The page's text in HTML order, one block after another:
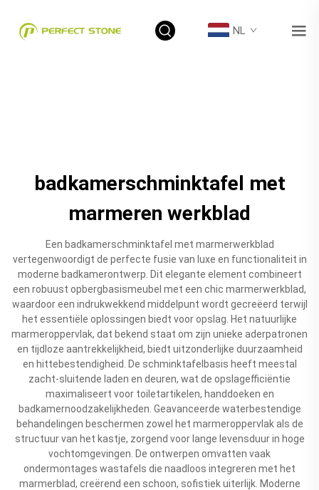
NL
badkamerschminktafel met
marmeren werkblad
Een badkamerschminktafel met marmerwerkblad
vertegenwoordigt de perfecte fusie van luxe en functionaliteit in
moderne badkamerontwerp. Dit elegante element combineert
een robuust opbergbasismeubel met een chic marmerwerkblad,
waardoor een indrukwekkend middelpunt wordt gecreëerd terwijl
het essentiële oplossingen biedt voor opslag. Het natuurlijke
marmeroppervlak, dat bekend staat om zijn unieke aderpatronen
en tijdloze aantrekkelijkheid, biedt uitzonderlijke duurzaamheid
en hittebestendigheid. De schminktafelbasis heeft meestal
zacht-sluitende laden en deuren, wat de opslagefficiëntie
maximaliseert voor toiletartikelen, handdoeken en
badkamernoodzakelijkheden. Geavanceerde waterbestendige
behandelingen beschermen zowel het marmeroppervlak als de
structuur van het kastje, zorgend voor lange levensduur in hoge
vochtomgevingen. De ontwerpen omvatten vaak
ondermontages wastafels die naadloos integreren met het
marmerblad, creërend een schoon, sofistiek uiterlijk. Moderne